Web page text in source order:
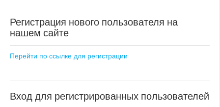
раздел: частные дома или
виллы
состояние: требуются
косметические работы
регион:Центральная Чехия
виллы
состояние: после
Регистрация нового пользователя на
нашем сайте
Перейти по ссылке для регистрации
Вход для регистрированных пользователей